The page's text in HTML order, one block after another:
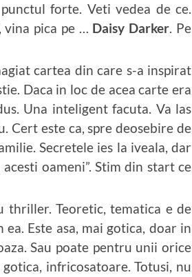
forte. Veti vedea de ce.
vina pica pe … Daisy Darker. Pe
cartea din care s-a inspirat
Daca in loc de acea carte era
Una inteligent facuta. Va las
Cert este ca, spre deosebire de
Secretele ies la iveala, dar
oameni”. Stim din start ce
thriller. Teoretic, tematica e de
Este asa, mai gotica, doar in
Sau poate pentru unii orice
infricosatoare. Totusi, nu